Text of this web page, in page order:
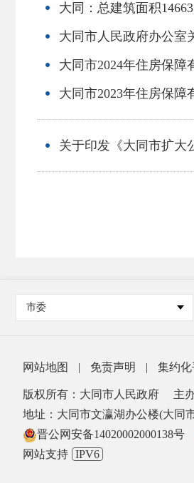
大同：总建筑面积
大同市人民政府办公室
大同市2024年住房保障
大同市2023年住房保障
关于印发《大同市扩大
市委
网站地图 | 免责声明 | 集约
版权所有：大同市人民政府 主
地址：大同市文瀛湖办公楼(大同
晋公网安备14020002000138号
网站支持 IPV6